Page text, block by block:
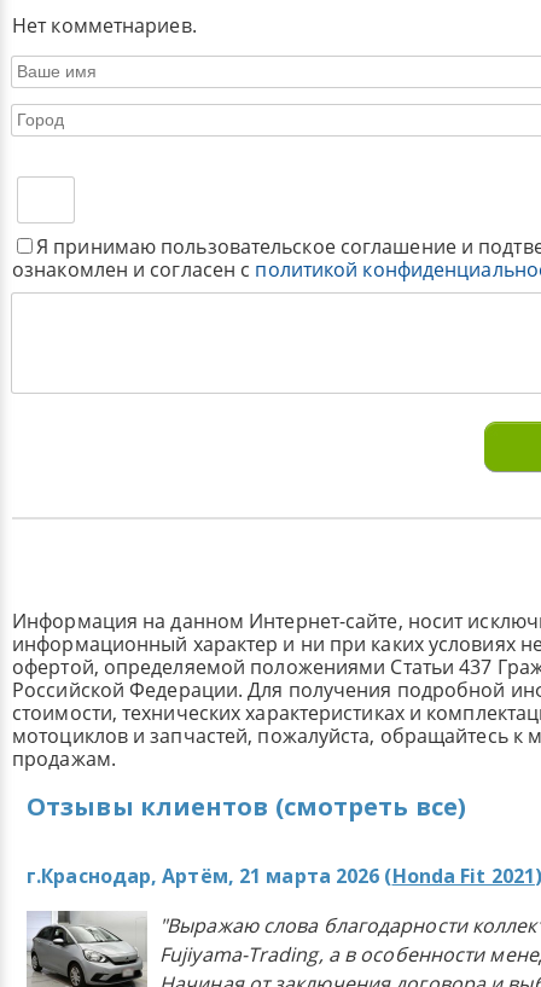
Нет комметнариев.
Я принимаю пользовательское соглашение и
ознакомлен и согласен с политикой
Информация на данном Интернет-сайте, носит
информационный характер и ни при каких условиях
офертой, определяемой положениями Статьи 437
Российской Федерации. Для получения подробной
стоимости, технических характеристиках и
мотоциклов и запчастей, пожалуйста, обращайтесь к
продажам.
Отзывы клиентов (смотреть все)
г.Краснодар, Артём, 21 марта 2026 (Honda Fit 2021
"Выражаю слова благодарности
Fujiyama-Trading, а в особенности